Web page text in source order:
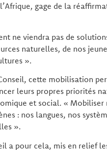
gage de la
ne viendra pas de
naturelles, de nos
».
cette mobilisation
leurs propres priorités
et social. «
: nos langues, nos
».
a pour cela, mis en relief